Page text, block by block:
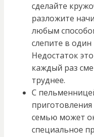
сделайте
разложите
любым
слепите в один
Недостаток
каждый раз
труднее.
С
семью может
специальное